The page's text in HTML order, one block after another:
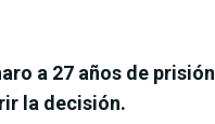
a 27 años de prisión
la decisión.